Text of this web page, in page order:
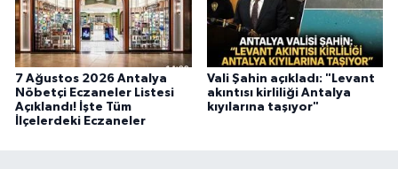
7 Ağustos 2026 Antalya
Nöbetçi Eczaneler Listesi
Açıklandı! İşte Tüm
İlçelerdeki Eczaneler
Vali Şahin açıkladı: "Levant
akıntısı kirliliği Antalya
kıyılarına taşıyor"